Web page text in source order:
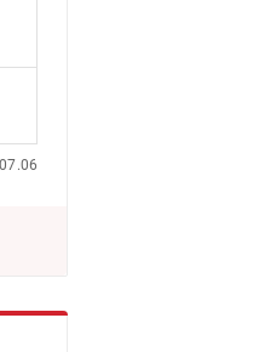
課
れ
築
は